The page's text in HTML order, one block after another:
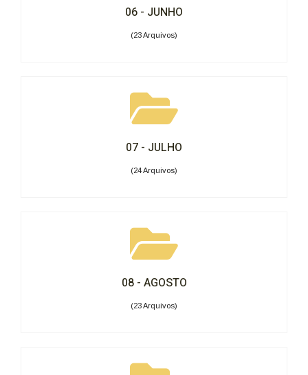
06 - JUNHO
(23 Arquivos)
07 - JULHO
(24 Arquivos)
08 - AGOSTO
(23 Arquivos)